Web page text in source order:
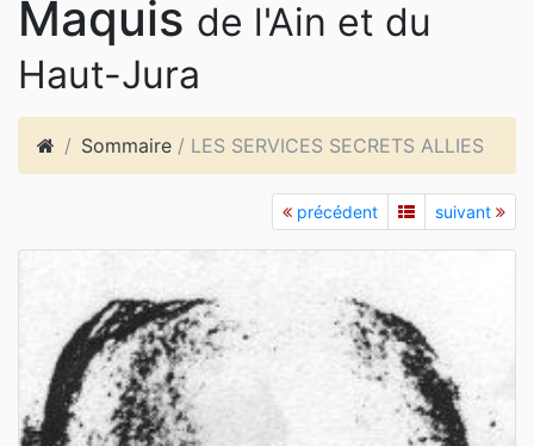
Maquis de l'Ain et du
Haut-Jura
Sommaire / LES SERVICES SECRETS ALLIES
précédent suivant